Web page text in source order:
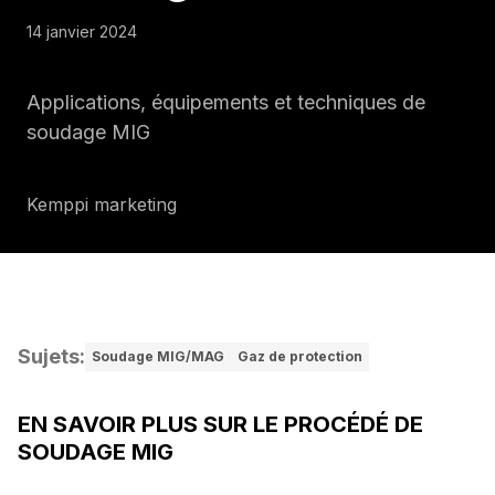
14 janvier 2024
Applications, équipements et techniques de
soudage MIG
Kemppi marketing
Sujets: Soudage MIG/MAG Gaz de protection
EN SAVOIR PLUS SUR LE PROCÉDÉ DE
SOUDAGE MIG